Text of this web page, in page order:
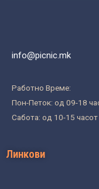
info@picnic.mk
Работно Време:
Пон-Петок: од 09-18
Сабота: од 10-15 часот
Линкови